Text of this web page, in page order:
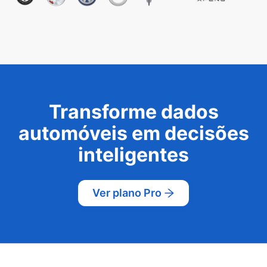
Transforme dados
automóveis em decisões
inteligentes
Ver plano Pro